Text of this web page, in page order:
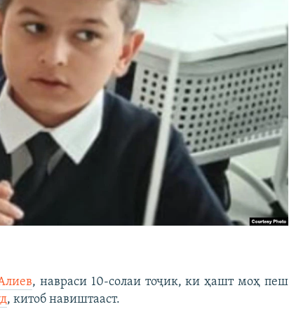
, навраси 10-солаи тоҷик, ки ҳашт моҳ пеш
, китоб навиштааст.